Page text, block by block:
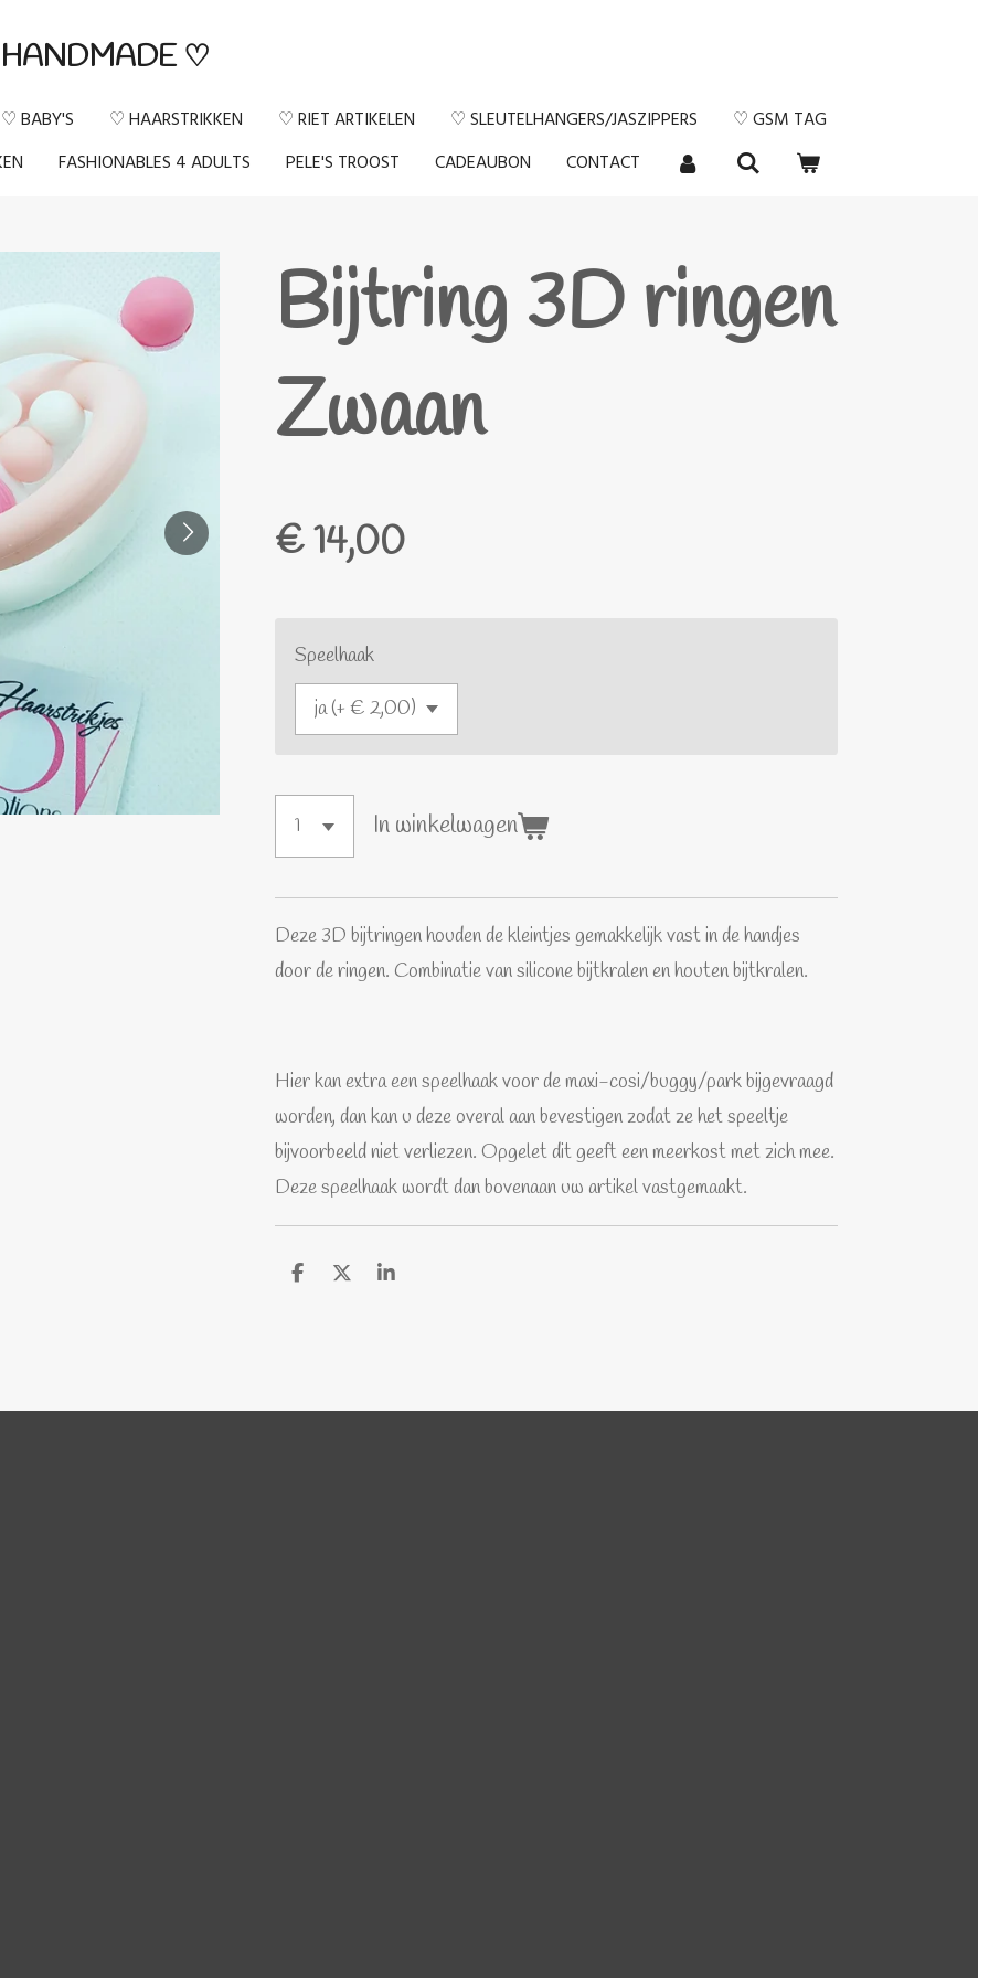
HANDMADE ♡
♡ BABY'S ♡ HAARSTRIKKEN ♡ RIET ARTIKELEN ♡ SLEUTELHANGERS/JASZIPPERS
♡ GSM TAG
FASHIONABLES 4 ADULTS PELE'S TROOST CADEAUBON CONTACT
Bijtring 3D ringen
Zwaan
€ 14,00
Speelhaak
In winkelwagen
Deze 3D bijtringen houden de kleintjes gemakkelijk vast in de handjes
door de ringen. Combinatie van silicone bijtkralen en houten bijtkralen.
Hier kan extra een speelhaak voor de maxi-cosi/buggy/park bijgevraagd
worden, dan kan u deze overal aan bevestigen zodat ze het speeltje
bijvoorbeeld niet verliezen. Opgelet dit geeft een meerkost met zich mee.
Deze speelhaak wordt dan bovenaan uw artikel vastgemaakt.
D
D
S